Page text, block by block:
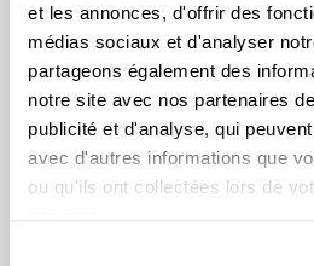
et les annonces, d'offrir des
médias sociaux et d'analyser
partageons également des
notre site avec nos partenaires
publicité et d'analyse, qui
avec d'autres informations que
ou qu'ils ont collectées lors de
Revenir à une
logique de
Pour la CSD, le bilan de 2025
n’a pas permis de